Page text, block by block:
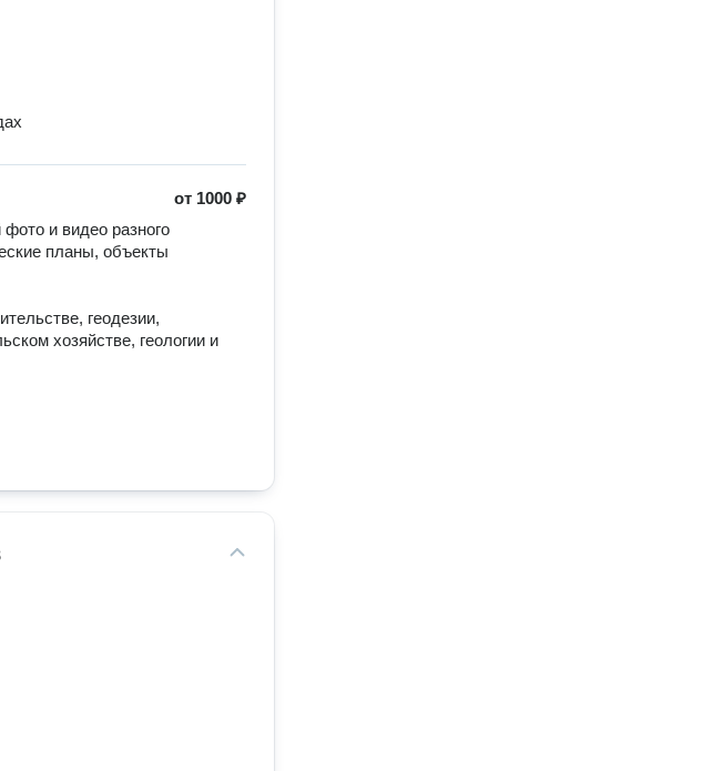
от 1000 ₽
и видео разного
планы, объекты
геодезии,
хозяйстве, геологии и